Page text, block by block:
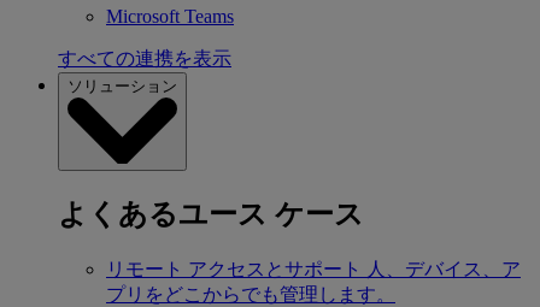
Microsoft Teams
すべての連携を表示
ソリューション
よくあるユース ケース
リモート アクセスとサポート
人、デバイス、ア
プリをどこからでも管理します。